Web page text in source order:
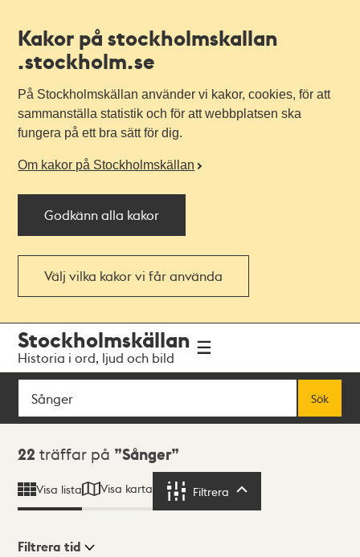
Kakor på stockholmskallan
.stockholm.se
På Stockholmskällan använder vi kakor, cookies, för att
sammanställa statistik och för att webbplatsen ska
fungera på ett bra sätt för dig.
Om kakor på Stockholmskällan
Godkänn alla kakor
Välj vilka kakor vi får använda
navigationen
huvudinnehållet
Stockholmskällan
Historia i ord, ljud och bild
Sök
Sök
Sökresultat
22 träffar på Sånger
Visa lista Visa karta Filtrera
Filtrera tid